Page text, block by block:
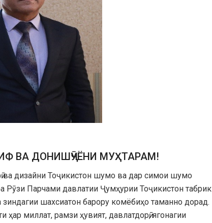
ВА ДОНИШҶӮЁНИ МУҲТАРАМ!
ва дизайни Тоҷикистон шумо ва дар симои шумо
Парчами давлатии Ҷумҳурии Тоҷикистон табрик
шахсиатон барору комёбиҳо таманно дорад.
миллат, рамзи ҳувият, давлатдорӣ, ягонагии